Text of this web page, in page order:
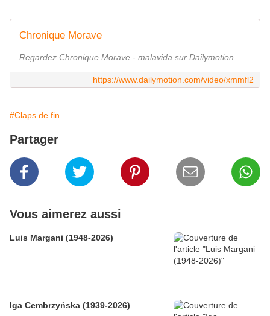
Chronique Morave
Regardez Chronique Morave - malavida sur Dailymotion
https://www.dailymotion.com/video/xmmfl2
#Claps de fin
Partager
Vous aimerez aussi
Luis Margani (1948-2026)
Iga Cembrzyńska (1939-2026)